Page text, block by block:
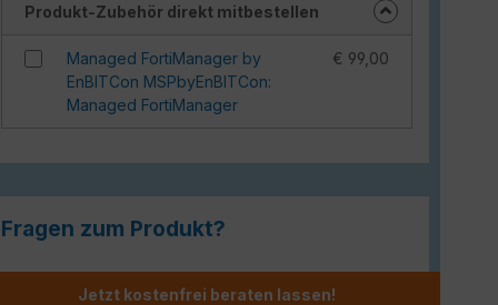
Produkt-Zubehör direkt mitbestellen
Managed FortiManager by
EnBITCon MSPbyEnBITCon:
Managed FortiManager
€ 99,00
Fragen zum Produkt?
Jetzt kostenfrei beraten lassen!